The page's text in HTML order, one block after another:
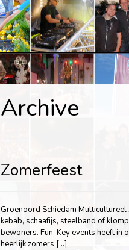
Archive
Zomerfeest
Groenoord Schiedam Multicultureel
kebab, schaafijs, steelband of
bewoners. Fun-Key events heeft in
heerlijk zomers […]